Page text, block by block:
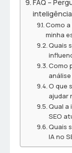
FAQ –
Como
minha
Quais
Como
O que
ajudar
Qual a
SEO
Quais
IA no